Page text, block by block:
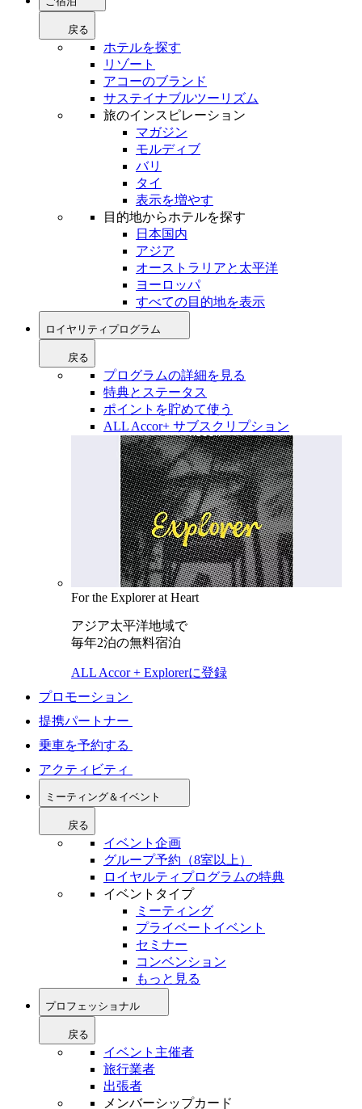
戻る
ホテルを探す
リゾート
アコーのブランド
サステイナブルツーリズム
旅のインスピレーション
マガジン
モルディブ
バリ
タイ
表示を増やす
目的地からホテルを探す
日本国内
アジア
オーストラリアと太平洋
ヨーロッパ
すべての目的地を表示
ロイヤリティプログラム
戻る
プログラムの詳細を見る
特典とステータス
ポイントを貯めて使う
ALL Accor+ サブスクリプション
For the Explorer at Heart
アジア太平洋地域で
毎年2泊の無料宿泊
ALL Accor + Explorerに登録
プロモーション
提携パートナー
乗車を予約する
アクティビティ
ミーティング＆イベント
戻る
イベント企画
グループ予約（8室以上）
ロイヤルティプログラムの特典
イベントタイプ
ミーティング
プライベートイベント
セミナー
コンベンション
もっと見る
プロフェッショナル
戻る
イベント主催者
旅行業者
出張者
メンバーシップカード